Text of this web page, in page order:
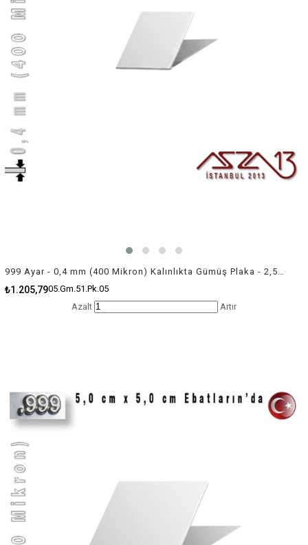
999 Ayar - 0,4 mm (400 Mikron) Kalınlıkta Gümüş Plaka - 2,5 cm / 2,5 cm Ebatlarında
₺1.205,7905.Gm.51.Pk.05
Azalt
Artır